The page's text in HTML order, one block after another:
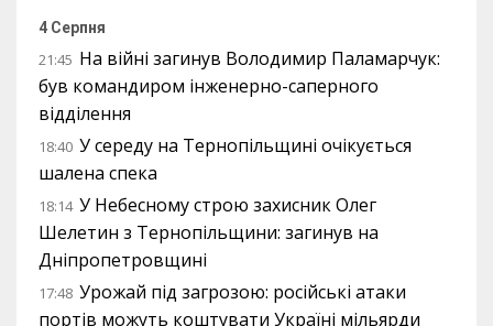
4 Серпня
21:45 На війні загинув Володимир Паламарчук:
був командиром інженерно-саперного
відділення
18:40 У середу на Тернопільщині очікується
шалена спека
18:14 У Небесному строю захисник Олег
Шелетин з Тернопільщини: загинув на
Дніпропетровщині
17:48 Урожай під загрозою: російські атаки
портів можуть коштувати Україні мільярди